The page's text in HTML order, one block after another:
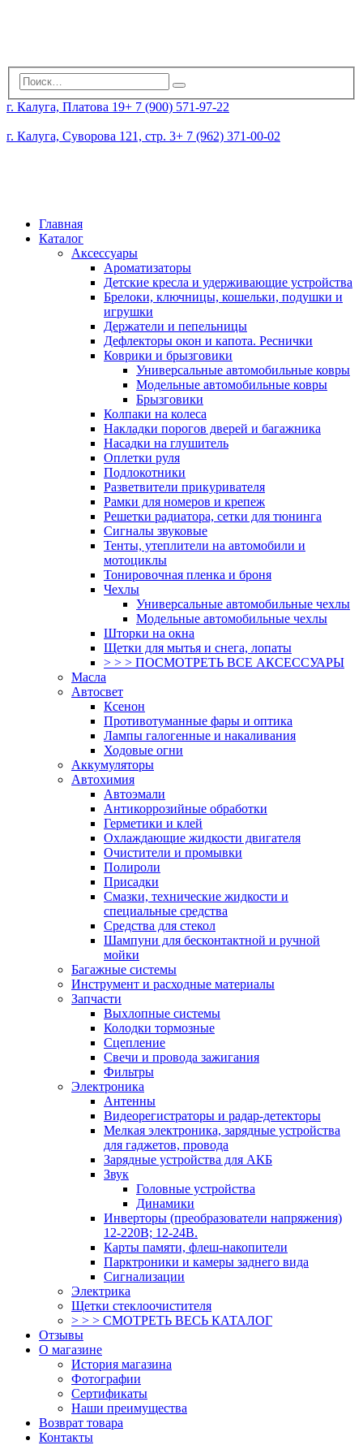
г. Калуга, Платова 19+ 7 (900) 571-97-22
г. Калуга, Суворова 121, стр. 3+ 7 (962) 371-00-02
Главная
Каталог
Аксессуары
Ароматизаторы
Детские кресла и удерживающие устройства
Брелоки, ключницы, кошельки, подушки и
игрушки
Держатели и пепельницы
Дефлекторы окон и капота. Реснички
Коврики и брызговики
Универсальные автомобильные ковры
Модельные автомобильные ковры
Брызговики
Колпаки на колеса
Накладки порогов дверей и багажника
Насадки на глушитель
Оплетки руля
Подлокотники
Разветвители прикуривателя
Рамки для номеров и крепеж
Решетки радиатора, сетки для тюнинга
Сигналы звуковые
Тенты, утеплители на автомобили и
мотоциклы
Тонировочная пленка и броня
Чехлы
Универсальные автомобильные чехлы
Модельные автомобильные чехлы
Шторки на окна
Щетки для мытья и снега, лопаты
> > > ПОСМОТРЕТЬ ВСЕ АКСЕССУАРЫ
Масла
Автосвет
Ксенон
Противотуманные фары и оптика
Лампы галогенные и накаливания
Ходовые огни
Аккумуляторы
Автохимия
Автоэмали
Антикоррозийные обработки
Герметики и клей
Охлаждающие жидкости двигателя
Очистители и промывки
Полироли
Присадки
Смазки, технические жидкости и
специальные средства
Средства для стекол
Шампуни для бесконтактной и ручной
мойки
Багажные системы
Инструмент и расходные материалы
Запчасти
Выхлопные системы
Колодки тормозные
Сцепление
Свечи и провода зажигания
Фильтры
Электроника
Антенны
Видеорегистраторы и радар-детекторы
Мелкая электроника, зарядные устройства
для гаджетов, провода
Зарядные устройства для АКБ
Звук
Головные устройства
Динамики
Инверторы (преобразователи напряжения)
12-220В; 12-24В.
Карты памяти, флеш-накопители
Парктроники и камеры заднего вида
Сигнализации
Электрика
Щетки стеклоочистителя
> > > СМОТРЕТЬ ВЕСЬ КАТАЛОГ
Отзывы
О магазине
История магазина
Фотографии
Сертификаты
Наши преимущества
Возврат товара
Контакты